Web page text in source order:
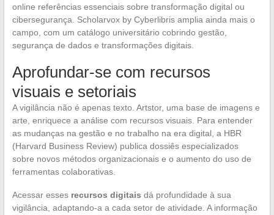
online referências essenciais sobre transformação digital ou
cibersegurança. Scholarvox by Cyberlibris amplia ainda mais o
campo, com um catálogo universitário cobrindo gestão,
segurança de dados e transformações digitais.
Aprofundar-se com recursos
visuais e setoriais
A vigilância não é apenas texto. Artstor, uma base de imagens e
arte, enriquece a análise com recursos visuais. Para entender
as mudanças na gestão e no trabalho na era digital, a HBR
(Harvard Business Review) publica dossiês especializados
sobre novos métodos organizacionais e o aumento do uso de
ferramentas colaborativas.
Acessar esses recursos digitais dá profundidade à sua
vigilância, adaptando-a a cada setor de atividade. A informação